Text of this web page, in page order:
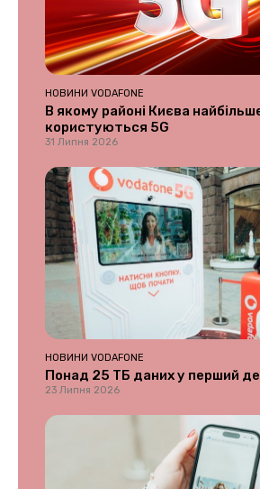
НОВИНИ VODAFONE
В якому районі Києва
користуються 5G
31 Липня 2026
НОВИНИ VODAFONE
Понад 25 ТБ даних у перший
23 Липня 2026